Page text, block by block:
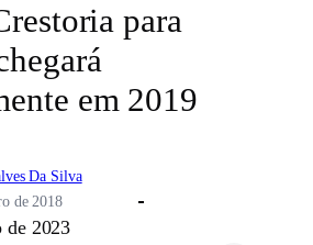
para
em 2019
Da Silva
de 2018
de 2023